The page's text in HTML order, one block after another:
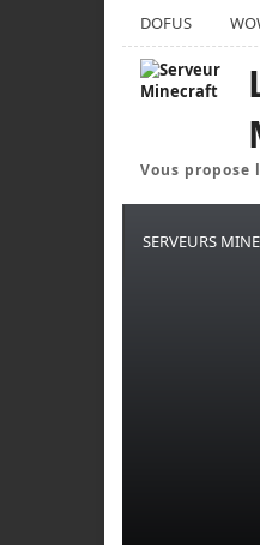
DOFUS
Vous
SERVEURS